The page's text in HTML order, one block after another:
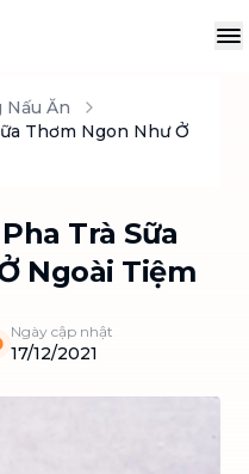
Nấu Ăn
Thơm Ngon Như Ở
Trà Sữa
Ngoài Tiệm
Ngày cập nhật
17/12/2021